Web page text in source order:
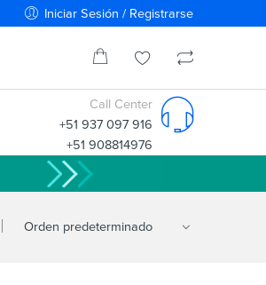
Iniciar Sesión / Registrarse
Call Center
+51 937 097 916
+51 908814976